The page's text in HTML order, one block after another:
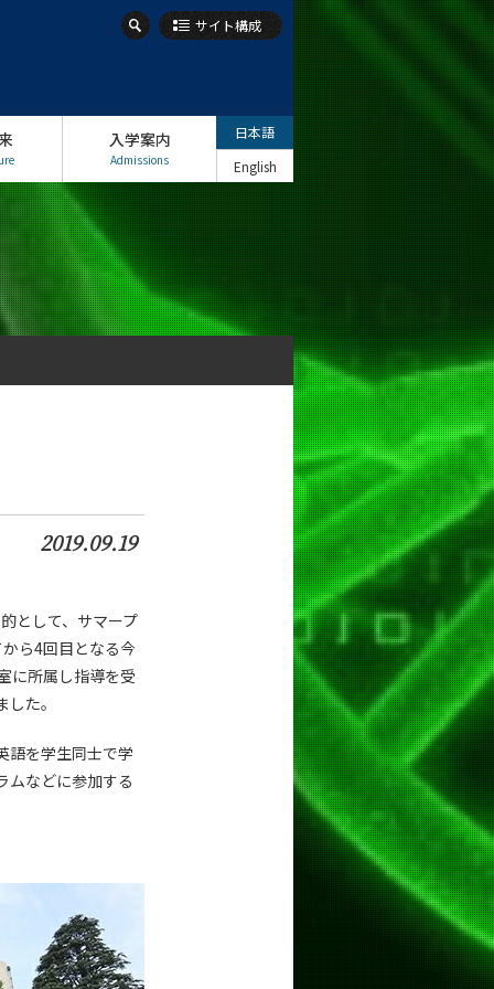
サイト構成
入学案内
Admissions
日本語
English
2019.09.19
として、サマープ
ら4回目となる今
に所属し指導を受
た。
語を学生同士で学
ムなどに参加する